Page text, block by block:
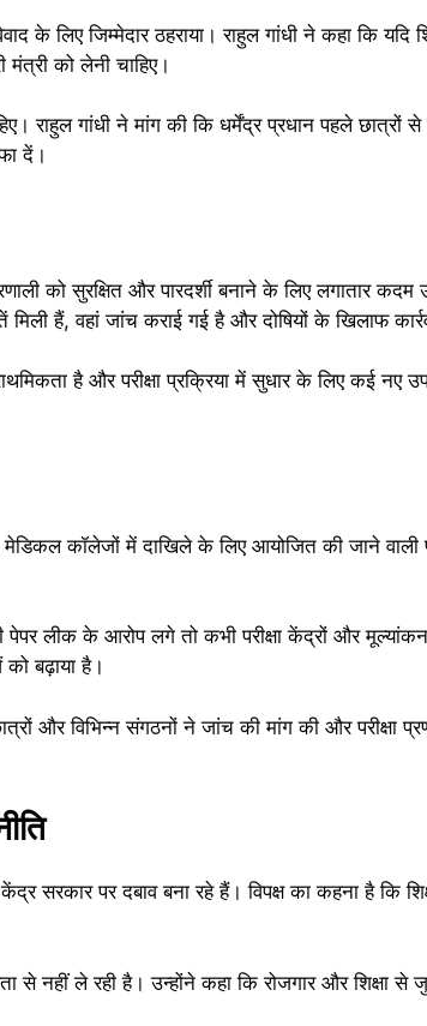
के लिए जिम्मेदार ठहराया। राहुल गांधी ने कहा कि यदि
मंत्री को लेनी चाहिए।
राहुल गांधी ने मांग की कि धर्मेंद्र प्रधान पहले छात्रों
दें।
को सुरक्षित और पारदर्शी बनाने के लिए लगातार कदम
हैं, वहां जांच कराई गई है और दोषियों के खिलाफ
है और परीक्षा प्रक्रिया में सुधार के लिए कई नए
कॉलेजों में दाखिले के लिए आयोजित की जाने वाली
पेपर लीक के आरोप लगे तो कभी परीक्षा केंद्रों और
बढ़ाया है।
और विभिन्न संगठनों ने जांच की मांग की और परीक्षा
सरकार पर दबाव बना रहे हैं। विपक्ष का कहना है कि
से नहीं ले रही है। उन्होंने कहा कि रोजगार और शिक्षा से